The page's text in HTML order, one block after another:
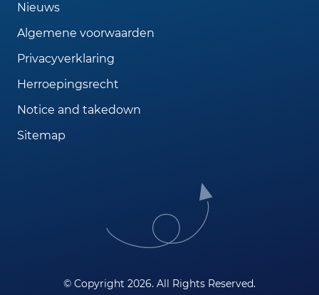
Nieuws
Algemene voorwaarden
Privacyverklaring
Herroepingsrecht
Notice and takedown
Sitemap
© Copyright 2026. All Rights Reserved.